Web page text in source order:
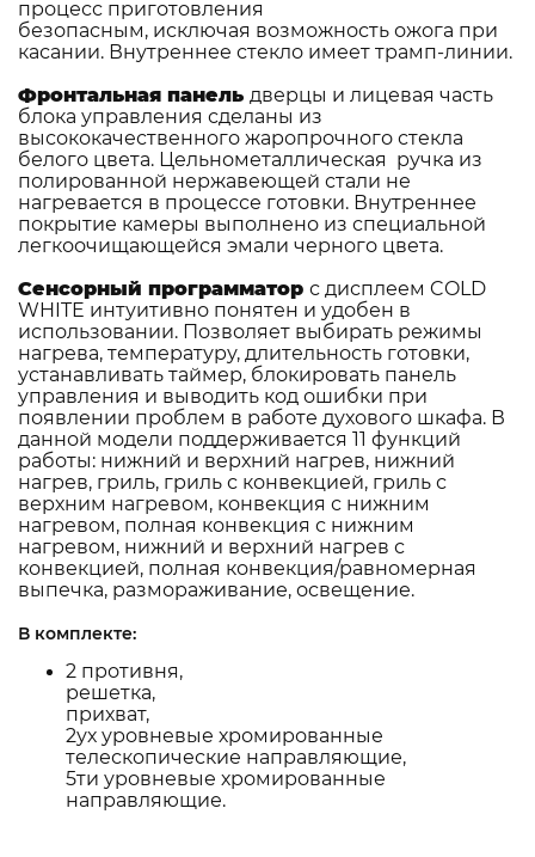
процесс приготовления
безопасным, исключая возможность ожога при
касании. Внутреннее стекло имеет трамп-линии.
Фронтальная панель дверцы и лицевая часть
блока управления сделаны из
высококачественного жаропрочного стекла
белого цвета. Цельнометаллическая ручка из
полированной нержавеющей стали не
нагревается в процессе готовки. Внутреннее
покрытие камеры выполнено из специальной
легкоочищающейся эмали черного цвета.
Сенсорный программатор с дисплеем COLD
WHITE интуитивно понятен и удобен в
использовании. Позволяет выбирать режимы
нагрева, температуру, длительность готовки,
устанавливать таймер, блокировать панель
управления и выводить код ошибки при
появлении проблем в работе духового шкафа. В
данной модели поддерживается 11 функций
работы: нижний и верхний нагрев, нижний
нагрев, гриль, гриль с конвекцией, гриль с
верхним нагревом, конвекция с нижним
нагревом, полная конвекция с нижним
нагревом, нижний и верхний нагрев с
конвекцией, полная конвекция/равномерная
выпечка, размораживание, освещение.
В комплекте:
2 противня,
решетка,
прихват,
2ух уровневые хромированные
телескопические направляющие,
5ти уровневые хромированные
направляющие.